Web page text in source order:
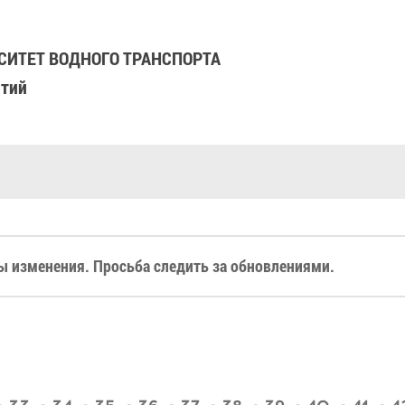
ВОДНОГО ТРАНСПОРТА
Просьба следить за обновлениями.